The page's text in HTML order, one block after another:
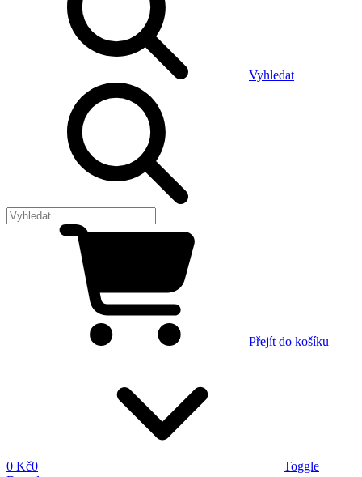
Vyhledat
Přejít do košíku
0 Kč0
Toggle